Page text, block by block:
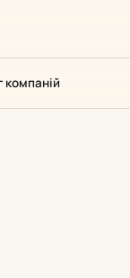
компаній